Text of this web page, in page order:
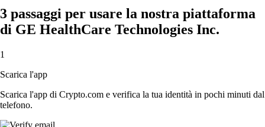
3 passaggi per usare la nostra piattaforma
di GE HealthCare Technologies Inc.
1
Scarica l'app
Scarica l'app di Crypto.com e verifica la tua identità in pochi minuti dal
telefono.